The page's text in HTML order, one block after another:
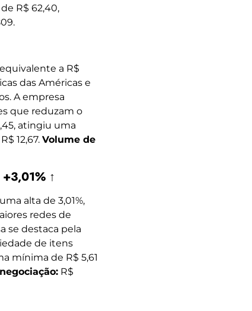
R$ 62,40,
a R$
das Américas e
A empresa
que reduzam o
atingiu uma
12,67. Volume de
↑
alta de 3,01%,
redes de
se destaca pela
de itens
mínima de R$ 5,61
R$